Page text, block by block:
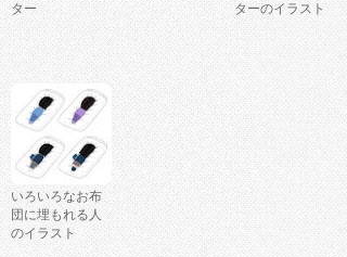
ター
ターのイラスト
いろいろなお布
団に埋もれる人
のイラスト